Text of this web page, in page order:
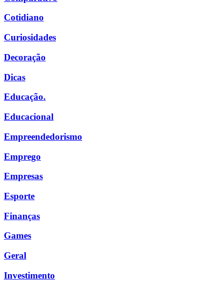
Cotidiano
Curiosidades
Decoração
Dicas
Educação.
Educacional
Empreendedorismo
Emprego
Empresas
Esporte
Finanças
Games
Geral
Investimento